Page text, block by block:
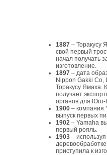
1887 – Торакусу
свой первый
начал получать
изготовление.
1897 – дата
Nippon Gakki Co,
Торакусу Ямаха.
получает
органов для
1900 – компания
выпуск первых
1902 – Yamaha
первый рояль.
1903 –
приступила к